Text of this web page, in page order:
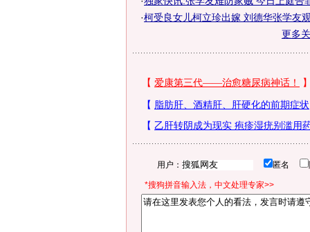
·柯受良女儿柯立珍出嫁 刘德华张学友
更多
用户： 匿名
*搜狗拼音输入法，中文处理专家>>